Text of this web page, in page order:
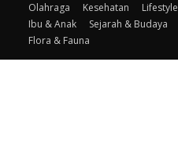
Olahraga
Kesehatan Lifestyle
Ibu & Anak
Sejarah & Budaya
Flora & Fauna